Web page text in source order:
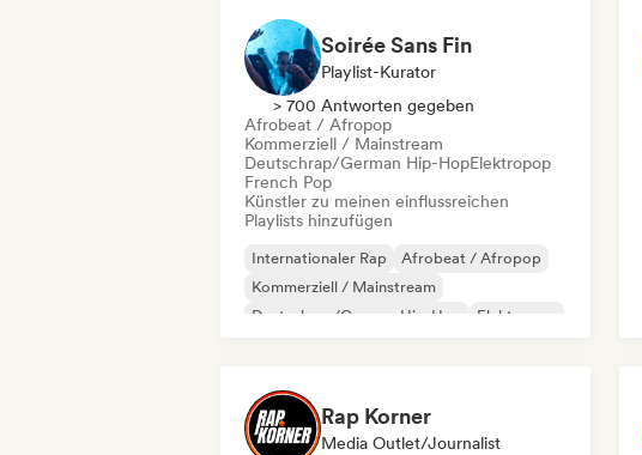
Soirée Sans Fin
Playlist-Kurator
> 700 Antworten gegeben
Afrobeat / Afropop
Kommerziell / Mainstream
Deutschrap/German Hip-HopElektropop
French Pop
Künstler zu meinen einflussreichen
Playlists hinzufügen
Internationaler Rap
Afrobeat / Afropop
Kommerziell / Mainstream
Deutschrap/German Hip-Hop
Elektropop
Rap Korner
Media Outlet/Journalist